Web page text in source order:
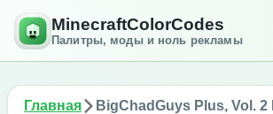
MinecraftColorCodes
Палитры, моды и ноль рекламы
Главная BigChadGuys Plus, Vol.